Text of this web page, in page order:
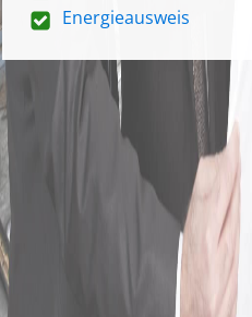
Energieausweis